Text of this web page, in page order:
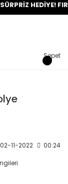
HEDİYE!
Sepet
02-11-2022 00:24